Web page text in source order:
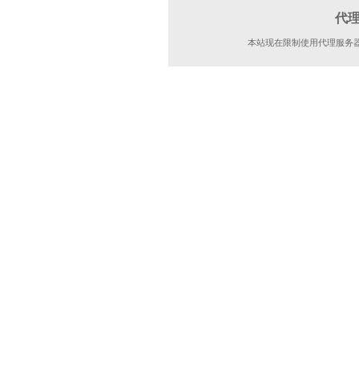
代
本站现在限制使用代理服务